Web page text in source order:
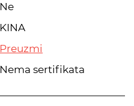
Ne
KINA
Preuzmi
Nema sertifikata